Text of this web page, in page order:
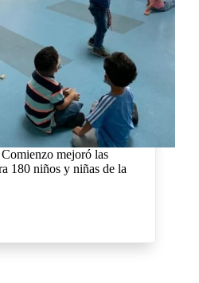
mejoró las
180 niños y niñas de la